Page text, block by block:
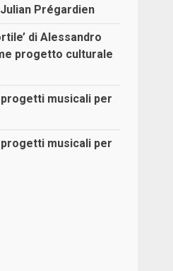
Prégardien
di Alessandro
progetto culturale
musicali per
musicali per